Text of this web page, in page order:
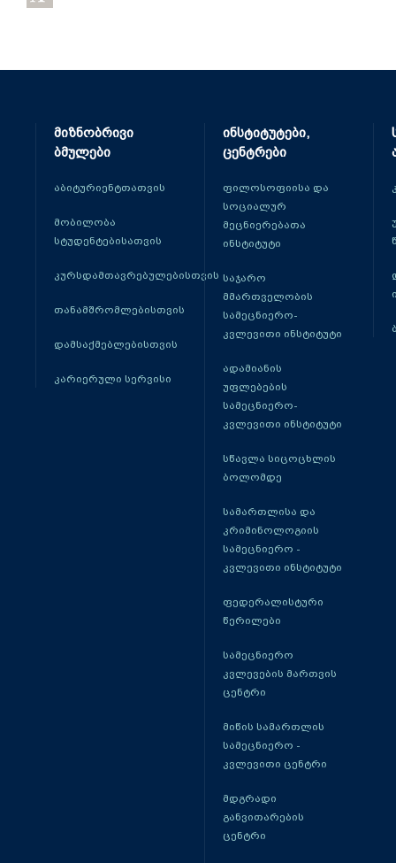
მიზნობრივი
ბმულები
აბიტურიენტთათვის
მობილობა
სტუდენტებისათვის
კურსდამთავრებულებისთვის
თანამშრომლებისთვის
დამსაქმებლებისთვის
კარიერული სერვისი
ინსტიტუტები,
ცენტრები
ფილოსოფიისა და
სოციალურ
მეცნიერებათა
ინსტიტუტი
საჯარო
მმართველობის
სამეცნიერო-
კვლევითი ინსტიტუტი
ადამიანის
უფლებების
სამეცნიერო-
კვლევითი ინსტიტუტი
სწავლა სიცოცხლის
ბოლომდე
სამართლისა და
კრიმინოლოგიის
სამეცნიერო -
კვლევითი ინსტიტუტი
ფედერალისტური
წერილები
სამეცნიერო
კვლევების მართვის
ცენტრი
მიწის სამართლის
სამეცნიერო -
კვლევითი ცენტრი
მდგრადი
განვითარების
ცენტრი